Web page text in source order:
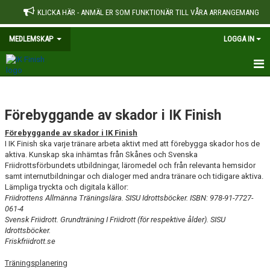
KLICKA HÄR - ANMÄL ER SOM FUNKTIONÄR TILL VÅRA ARRANGEMANG
MEDLEMSKAP LOGGA IN
FÖRÄLDRAR
KLÄDER
AVGIFTER
TÄVLINGSINFORMATION
KRITERIER FÖR UTTAGNINGAR TILL SM-TÄVLINGAR
FÖREBYGGANDE AV SKADOR I IK FINISH
Förebyggande av skador i IK Finish
Förebyggande av skador i IK Finish
I IK Finish ska varje tränare arbeta aktivt med att förebygga skador hos de
aktiva. Kunskap ska inhämtas från Skånes och Svenska
Friidrottsförbundets utbildningar, läromedel och från relevanta hemsidor
samt internutbildningar och dialoger med andra tränare och tidigare aktiva.
Lämpliga tryckta och digitala källor:
Friidrottens Allmänna Träningslära. SISU Idrottsböcker. ISBN: 978-91-7727-
061-4
Svensk Friidrott. Grundträning I Friidrott (för respektive ålder). SISU
Idrottsböcker.
Friskfriidrott.se
Träningsplanering